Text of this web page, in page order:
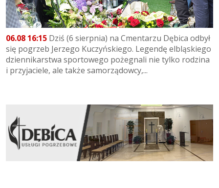
06.08 16:15 Dziś (6 sierpnia) na Cmentarzu Dębica odbył
się pogrzeb Jerzego Kuczyńskiego. Legendę elbląskiego
dziennikarstwa sportowego pożegnali nie tylko rodzina
i przyjaciele, ale także samorządowcy,...